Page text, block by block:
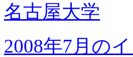
名古屋大学
2008年7月の